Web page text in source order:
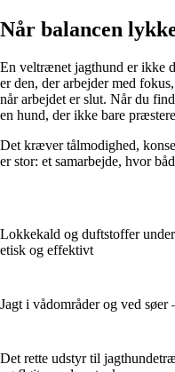
Når balancen
En veltrænet jagthund er ikke
er den, der arbejder med
når arbejdet er slut. Når du
en hund, der ikke bare
Det kræver tålmodighed,
er stor: et samarbejde, hvor
Lokkekald og duftstoffer
etisk og effektivt
Jagt i vådområder og ved søer
Det rette udstyr til